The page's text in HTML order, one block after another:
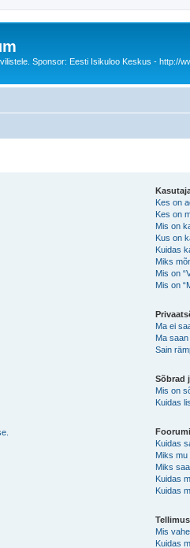
Sponsor: Eesti Isikuloo Keskus - http://
Kes on
Kes on
Mis on
Kus on
Kuidas
Miks
Mis on
Mis on
Ma ei
Ma
Sain
Sõbrad
Mis on
Kuidas
Kuidas
Miks mu
Miks
Kuidas
Kuidas
Mis
Kuidas